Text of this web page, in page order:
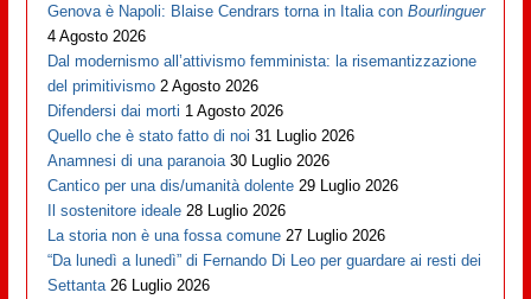
Genova è Napoli: Blaise Cendrars torna in Italia conBourlinguer
4 Agosto 2026
Dal modernismo all’attivismo femminista: la risemantizzazione
del primitivismo 2 Agosto 2026
Difendersi dai morti 1 Agosto 2026
Quello che è stato fatto di noi 31 Luglio 2026
Anamnesi di una paranoia 30 Luglio 2026
Cantico per una dis/umanità dolente 29 Luglio 2026
Il sostenitore ideale 28 Luglio 2026
La storia non è una fossa comune 27 Luglio 2026
“Da lunedì a lunedì” di Fernando Di Leo per guardare ai resti dei
Settanta 26 Luglio 2026